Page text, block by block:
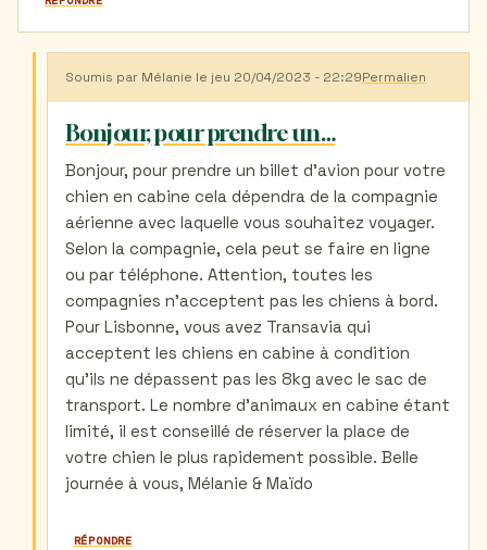
Soumis par Mélanie le jeu 20/04/2023 - 22:29
En
réponse
à
Achat
de
billets
d'avion
par
RIBEIRO
(non
vérifié)
Permalien
Bonjour, pour prendre un…
Bonjour, pour prendre un billet d'avion pour votre
chien en cabine cela dépendra de la compagnie
aérienne avec laquelle vous souhaitez voyager.
Selon la compagnie, cela peut se faire en ligne
ou par téléphone. Attention, toutes les
compagnies n'acceptent pas les chiens à bord.
Pour Lisbonne, vous avez Transavia qui
acceptent les chiens en cabine à condition
qu'ils ne dépassent pas les 8kg avec le sac de
transport. Le nombre d'animaux en cabine étant
limité, il est conseillé de réserver la place de
votre chien le plus rapidement possible. Belle
journée à vous, Mélanie & Maïdo
RÉPONDRE